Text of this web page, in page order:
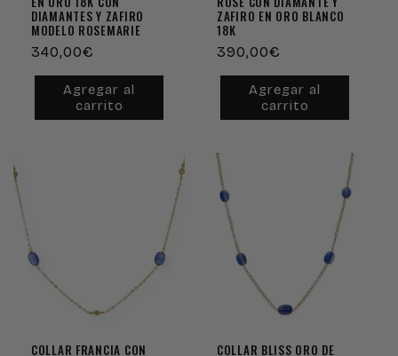
DIAMANTES Y ZAFIRO
MODELO ROSEMARIE
Precio
habitual
340,00€
Agregar al
carrito
ZAFIRO EN ORO BLANCO
18K
Precio
habitual
390,00€
Agregar al
carrito
COLLAR FRANCIA CON
COLLAR BLISS ORO DE